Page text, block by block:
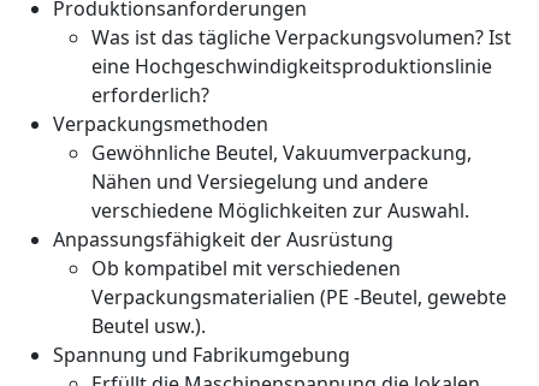
Produktionsanforderungen
Was ist das tägliche Verpackungsvolumen? Ist
eine Hochgeschwindigkeitsproduktionslinie
erforderlich?
Verpackungsmethoden
Gewöhnliche Beutel, Vakuumverpackung,
Nähen und Versiegelung und andere
verschiedene Möglichkeiten zur Auswahl.
Anpassungsfähigkeit der Ausrüstung
Ob kompatibel mit verschiedenen
Verpackungsmaterialien (PE -Beutel, gewebte
Beutel usw.).
Spannung und Fabrikumgebung